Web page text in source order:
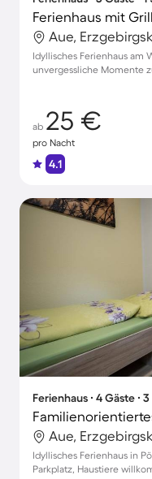
Ferienhaus mit
Aue,
Idyllisches Ferienhaus am
unvergessliche Momente
ab 25 €
pro Nacht
4.1
Ferienhaus ∙ 4 Gäste ∙
Aue,
Idyllisches Ferienhaus in
Parkplatz, Haustiere